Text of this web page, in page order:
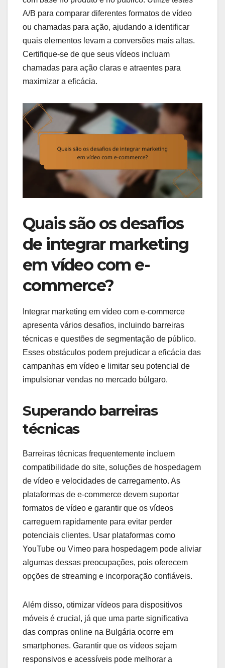
A/B para comparar diferentes formatos de vídeo
ou chamadas para ação, ajudando a identificar
quais elementos levam a conversões mais altas.
Certifique-se de que seus vídeos incluam
chamadas para ação claras e atraentes para
maximizar a eficácia.
Quais são os desafios
de integrar marketing
em vídeo com e-
commerce?
Integrar marketing em vídeo com e-commerce
apresenta vários desafios, incluindo barreiras
técnicas e questões de segmentação de público.
Esses obstáculos podem prejudicar a eficácia das
campanhas em vídeo e limitar seu potencial de
impulsionar vendas no mercado búlgaro.
Superando barreiras
técnicas
Barreiras técnicas frequentemente incluem
compatibilidade do site, soluções de hospedagem
de vídeo e velocidades de carregamento. As
plataformas de e-commerce devem suportar
formatos de vídeo e garantir que os vídeos
carreguem rapidamente para evitar perder
potenciais clientes. Usar plataformas como
YouTube ou Vimeo para hospedagem pode aliviar
algumas dessas preocupações, pois oferecem
opções de streaming e incorporação confiáveis.
Além disso, otimizar vídeos para dispositivos
móveis é crucial, já que uma parte significativa
das compras online na Bulgária ocorre em
smartphones. Garantir que os vídeos sejam
responsivos e acessíveis pode melhorar a